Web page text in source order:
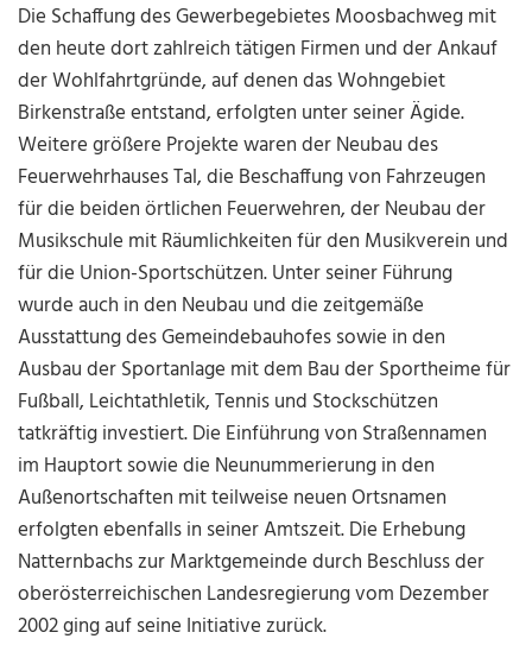
Die Schaffung des Gewerbegebietes Moosbachweg mit
den heute dort zahlreich tätigen Firmen und der Ankauf
der Wohlfahrtgründe, auf denen das Wohngebiet
Birkenstraße entstand, erfolgten unter seiner Ägide.
Weitere größere Projekte waren der Neubau des
Feuerwehrhauses Tal, die Beschaffung von Fahrzeugen
für die beiden örtlichen Feuerwehren, der Neubau der
Musikschule mit Räumlichkeiten für den Musikverein und
für die Union-Sportschützen. Unter seiner Führung
wurde auch in den Neubau und die zeitgemäße
Ausstattung des Gemeindebauhofes sowie in den
Ausbau der Sportanlage mit dem Bau der Sportheime für
Fußball, Leichtathletik, Tennis und Stockschützen
tatkräftig investiert. Die Einführung von Straßennamen
im Hauptort sowie die Neunummerierung in den
Außenortschaften mit teilweise neuen Ortsnamen
erfolgten ebenfalls in seiner Amtszeit. Die Erhebung
Natternbachs zur Marktgemeinde durch Beschluss der
oberösterreichischen Landesregierung vom Dezember
2002 ging auf seine Initiative zurück.